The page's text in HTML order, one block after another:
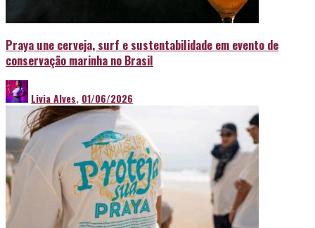
Praya une cerveja, surf e sustentabilidade em evento de
conservação marinha no Brasil
Livia Alves, 01/06/2026